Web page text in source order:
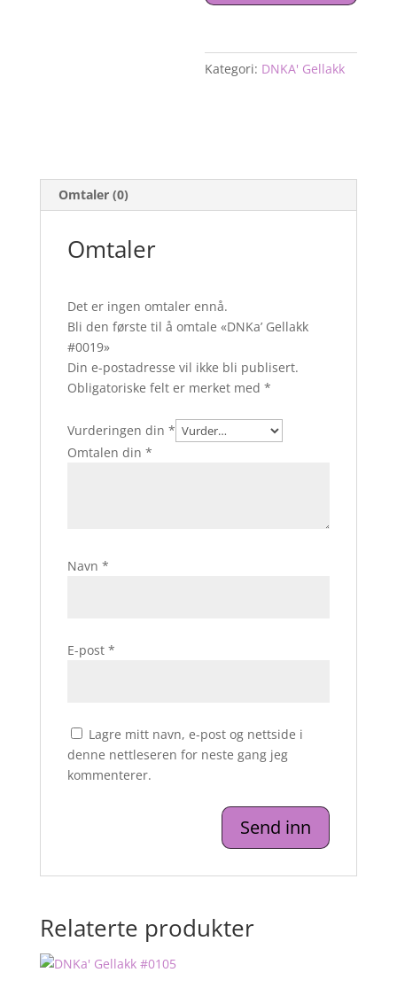
Kategori: DNKA' Gellakk
Omtaler (0)
Omtaler
Det er ingen omtaler ennå.
Bli den første til å omtale «DNKa’ Gellakk
#0019»
Din e-postadresse vil ikke bli publisert.
Obligatoriske felt er merket med *
Vurderingen din *
Omtalen din *
Navn *
E-post *
Lagre mitt navn, e-post og nettside i
denne nettleseren for neste gang jeg
kommenterer.
Relaterte produkter